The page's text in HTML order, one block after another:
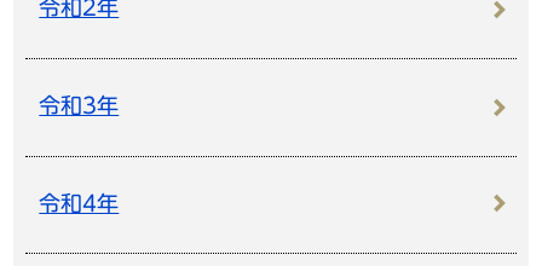
令和2年
令和3年
令和4年